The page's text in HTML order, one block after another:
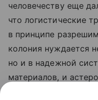
человечеству еще
что логистические
в принципе
колония нуждается
но и в надежной
материалов, и